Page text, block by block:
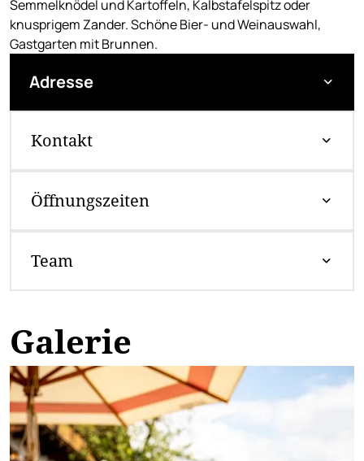
Semmelknödel und Kartoffeln, Kalbstafelspitz oder
knusprigem Zander. Schöne Bier- und Weinauswahl,
Gastgarten mit Brunnen.
Adresse
Kontakt
Öffnungszeiten
Team
Galerie